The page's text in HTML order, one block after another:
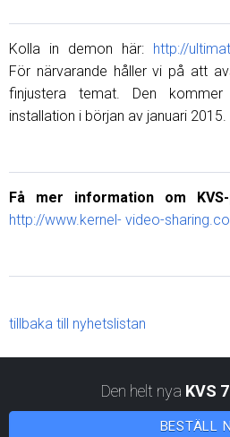
Kolla in demon här: http://
För närvarande håller vi på att
finjustera temat. Den
installation i början av januari 2015.
Få mer information om
http://www.kernel- video-
tillbaka till nyhetslistan
Den helt nya KVS
BESTÄLL